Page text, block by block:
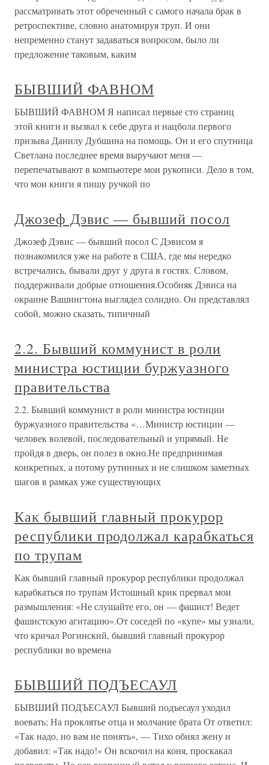
рассматривать этот обреченный с самого начала брак в
ретроспективе, словно анатомируя труп. И они
непременно станут задаваться вопросом, было ли
предложение таковым, каким
БЫВШИЙ ФАВНОМ
БЫВШИЙ ФАВНОМ Я написал первые сто страниц
этой книги и вызвал к себе друга и нацбола первого
призыва Данилу Дубшина на помощь. Он и его спутница
Светлана последнее время выручают меня —
перепечатывают в компьютере мои рукописи. Дело в том,
что мои книги я пишу ручкой по
Джозеф Дэвис — бывший посол
Джозеф Дэвис — бывший посол С Дэвисом я
познакомился уже на работе в США, где мы нередко
встречались, бывали друг у друга в гостях. Словом,
поддерживали добрые отношения.Особняк Дэвиса на
окраине Вашингтона выглядел солидно. Он представлял
собой, можно сказать, типичный
2.2. Бывший коммунист в роли
министра юстиции буржуазного
правительства
2.2. Бывший коммунист в роли министра юстиции
буржуазного правительства «…Министр юстиции —
человек волевой, последовательный и упрямый. Не
пройдя в дверь, он полез в окно.Не предпринимая
конкретных, а потому рутинных и не слишком заметных
шагов в рамках уже существующих
Как бывший главный прокурор
республики продолжал карабкаться
по трупам
Как бывший главный прокурор республики продолжал
карабкаться по трупам Истошный крик прервал мои
размышления: «Не слушайте его, он — фашист! Ведет
фашистскую агитацию».От соседей по «купе» мы узнали,
что кричал Рогинский, бывший главный прокурор
республики во времена
БЫВШИЙ ПОДЪЕСАУЛ
БЫВШИЙ ПОДЪЕСАУЛ Бывший подъесаул уходил
воевать; На проклятье отца и молчание брата От ответил:
«Так надо, но вам не понять», — Тихо обнял жену и
добавил: «Так надо!» Он вскочил на коня, проскакал